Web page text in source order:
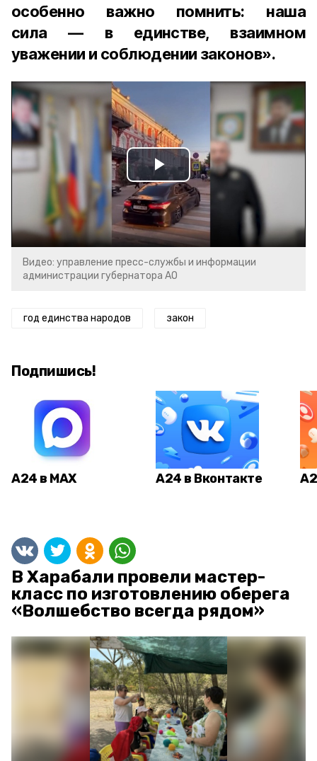
особенно важно помнить: наша
сила — в единстве, взаимном
уважении и соблюдении законов».
Play
Video
Видео: управление пресс-службы и информации
администрации губернатора АО
год единства народов закон
Подпишись!
А24 в MAX А24 в Вконтакте
В Харабали провели мастер-
класс по изготовлению оберега
«Волшебство всегда рядом»